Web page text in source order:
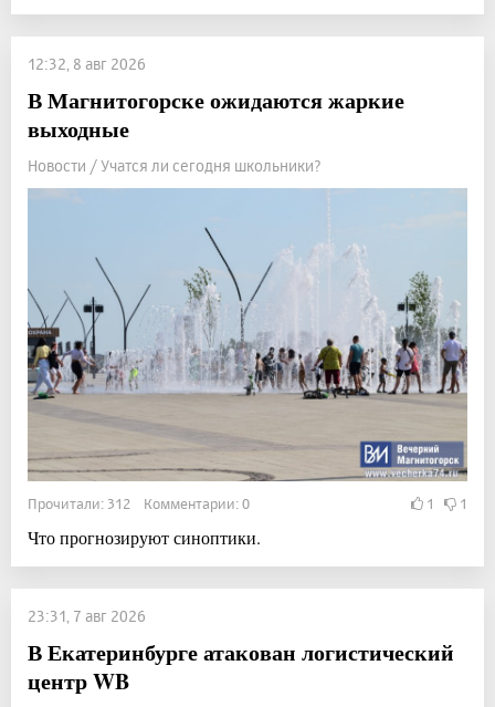
12:32, 8 авг 2026
В Магнитогорске ожидаются жаркие
выходные
Новости / Учатся ли сегодня школьники?
Прочитали: 312 Комментарии: 0 1 1
Что прогнозируют синоптики.
23:31, 7 авг 2026
В Екатеринбурге атакован логистический
центр WB